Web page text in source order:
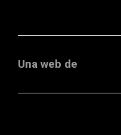
Una web de